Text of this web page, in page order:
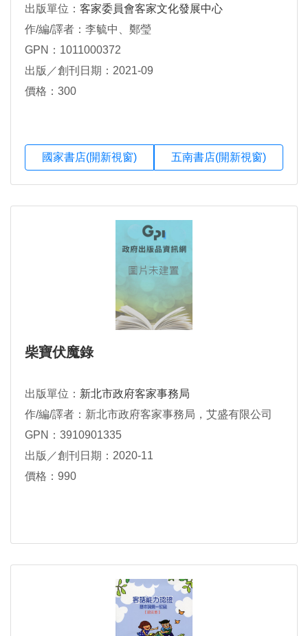
出版單位： 客家委員會客家文化發展中心
作/編/譯者：李毓中、鄭瑩
GPN：1011000372
出版／創刊日期：2021-09
價格：300
國家書店(開新視窗) 五南書店(開新視窗)
柴寶伏魔錄
出版單位： 新北市政府客家事務局
作/編/譯者：新北市政府客家事務局，艾盛有限公司
GPN：3910901335
出版／創刊日期：2020-11
價格：990